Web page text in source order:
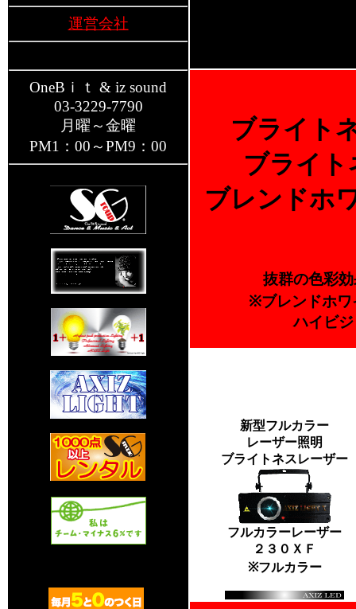
運営会社
OneBｉｔ & iz sound
03-3229-7790
月曜～金曜
PM1：00～PM9：00
ブライト
ブライ
ブレンドホ
抜群の色彩
※ブレンドホワ
ハイビ
新型フルカラー
レーザー照明
ブライトネスレーザー
フルカラーレーザー
２３０ＸＦ
※フルカラー